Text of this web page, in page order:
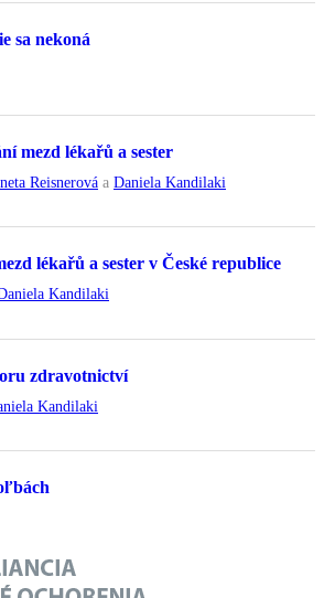
sa nekoná
mezd lékařů a sester
Reisnerová a Daniela Kandilaki
lékařů a sester v České republice
Kandilaki
zdravotnictví
Kandilaki